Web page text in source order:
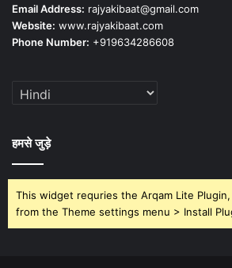
Email Address: rajyakibaat@gmail.com
Website: www.rajyakibaat.com
Phone Number: +919634286608
हमसे जुड़े
This widget requries the Arqam Lite
from the Theme settings menu > Install